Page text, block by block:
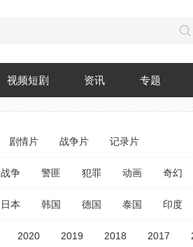
视频短剧 资讯 专题
剧情片 战争片 记录片
战争 警匪 犯罪 动画 奇幻
日本 韩国 德国 泰国 印度
2020 2019 2018 2017